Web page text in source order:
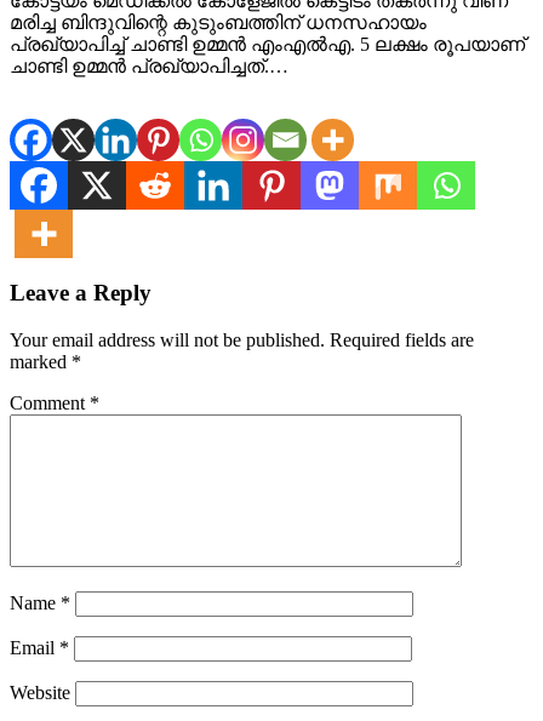
മരിച്ച ബിന്ദുവിന്റെ കുടുംബത്തിന് ധനസഹായം
പ്രഖ്യാപിച്ച് ചാണ്ടി ഉമ്മൻ എംഎൽഎ. 5 ലക്ഷം രൂപയാണ്
ചാണ്ടി ഉമ്മൻ പ്രഖ്യാപിച്ചത്.…
Leave a Reply
Your email address will not be published. Required fields are
marked *
Comment *
Name *
Email *
Website